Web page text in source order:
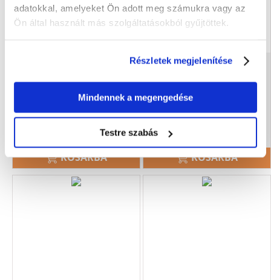
adatokkal, amelyeket Ön adott meg számukra vagy az
Ön által használt más szolgáltatásokból gyűjtöttek.
Részletek megjelenítése
Mindennek a megengedése
Testre szabás
9778Ft
KOSÁRBA
VETEXPERT RAW PALEO Adult
2114Ft
(2642.50 Ft / kg)
KOSÁRBA